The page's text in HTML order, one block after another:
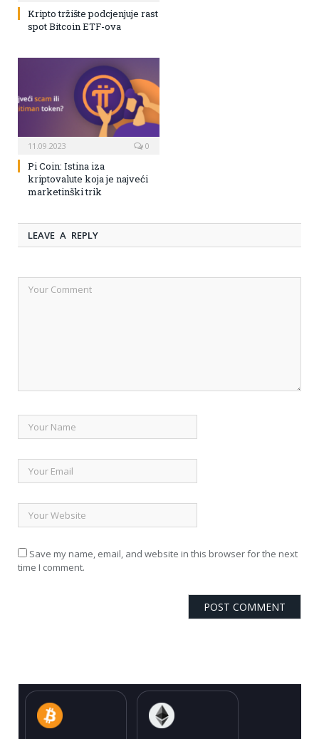
Kripto tržište podcjenjuje rast
spot Bitcoin ETF-ova
11.09.2023 0
Pi Coin: Istina iza
kriptovalute koja je najveći
marketinški trik
LEAVE A REPLY
Save my name, email, and website in this browser for the next
time I comment.